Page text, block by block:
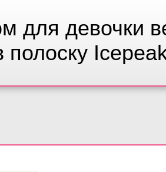
для девочки
полоску